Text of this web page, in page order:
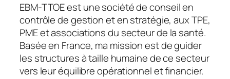
EBM-TTOE est une société de conseil en
contrôle de gestion et en stratégie, aux TPE,
PME et associations du secteur de la santé.
Basée en France, ma mission est de guider
les structures à taille humaine de ce secteur
vers leur équilibre opérationnel et financier.